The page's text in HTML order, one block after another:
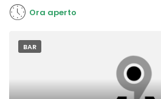
Ora aperto
BAR